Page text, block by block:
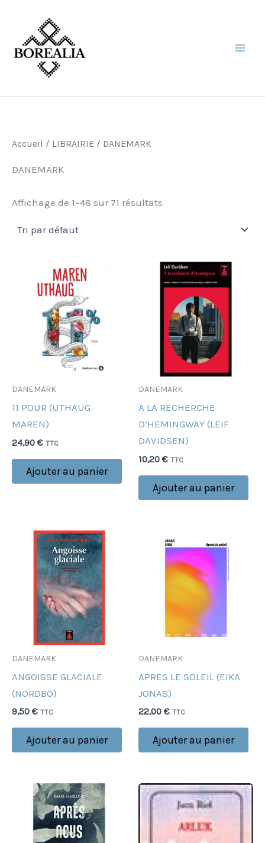
contenu
Accueil / LIBRAIRIE / DANEMARK
DANEMARK
Affichage de 1–48 sur 71 résultats
DANEMARK
11 POUR (UTHAUG
MAREN)
24,90 € TTC
Ajouter au panier
DANEMARK
A LA RECHERCHE
D’HEMINGWAY (LEIF
DAVIDSEN)
10,20 € TTC
Ajouter au panier
DANEMARK
ANGOISSE GLACIALE
(NORDBO)
9,50 € TTC
Ajouter au panier
DANEMARK
APRES LE SOLEIL (EIKA
JONAS)
22,00 € TTC
Ajouter au panier